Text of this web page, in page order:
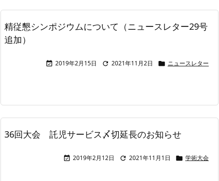
精従懇シンポジウムについて（ニュースレター29号
追加）
 2019年2月15日  2021年11月2日  ニュースレター
36回大会 託児サービス〆切延長のお知らせ
 2019年2月12日  2021年11月1日  学術大会